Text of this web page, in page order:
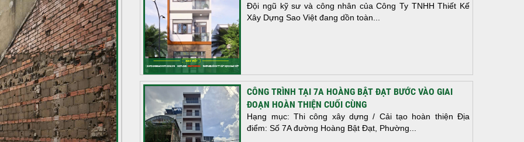
Đội ngũ kỹ sư và công nhân của Công Ty TNHH Thiết Kế
Xây Dựng Sao Việt đang dồn toàn...
CÔNG TRÌNH TẠI 7A HOÀNG BẬT ĐẠT BƯỚC VÀO GIAI
ĐOẠN HOÀN THIỆN CUỐI CÙNG
Hạng mục: Thi công xây dựng / Cải tạo hoàn thiện Địa
điểm: Số 7A đường Hoàng Bật Đạt, Phường...